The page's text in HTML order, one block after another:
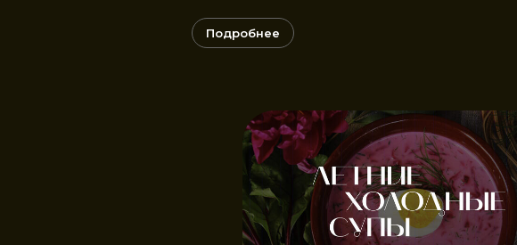
Подробнее